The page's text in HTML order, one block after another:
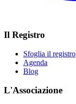
Il Registro
Sfoglia il registro
Agenda
Blog
L'Associazione